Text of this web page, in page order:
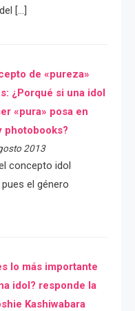
[…]
de «pureza»
¿Porqué si una idol
«pura» posa en
photobooks?
2013
concepto idol
el género
lo más importante
idol? responde la
Kashiwabara